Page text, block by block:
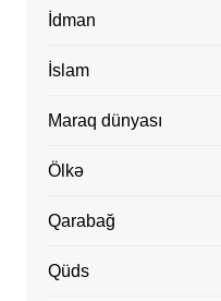
İdman
İslam
Maraq dünyası
Ölkə
Qarabağ
Qüds